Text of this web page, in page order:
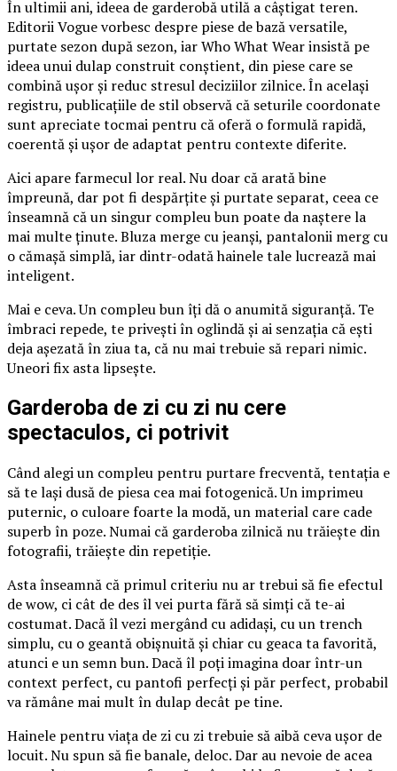
În ultimii ani, ideea de garderobă utilă a câștigat teren.
Editorii Vogue vorbesc despre piese de bază versatile,
purtate sezon după sezon, iar Who What Wear insistă pe
ideea unui dulap construit conștient, din piese care se
combină ușor și reduc stresul deciziilor zilnice. În același
registru, publicațiile de stil observă că seturile coordonate
sunt apreciate tocmai pentru că oferă o formulă rapidă,
coerentă și ușor de adaptat pentru contexte diferite.
Aici apare farmecul lor real. Nu doar că arată bine
împreună, dar pot fi despărțite și purtate separat, ceea ce
înseamnă că un singur compleu bun poate da naștere la
mai multe ținute. Bluza merge cu jeanși, pantalonii merg cu
o cămașă simplă, iar dintr-odată hainele tale lucrează mai
inteligent.
Mai e ceva. Un compleu bun îți dă o anumită siguranță. Te
îmbraci repede, te privești în oglindă și ai senzația că ești
deja așezată în ziua ta, că nu mai trebuie să repari nimic.
Uneori fix asta lipsește.
Garderoba de zi cu zi nu cere
spectaculos, ci potrivit
Când alegi un compleu pentru purtare frecventă, tentația e
să te lași dusă de piesa cea mai fotogenică. Un imprimeu
puternic, o culoare foarte la modă, un material care cade
superb în poze. Numai că garderoba zilnică nu trăiește din
fotografii, trăiește din repetiție.
Asta înseamnă că primul criteriu nu ar trebui să fie efectul
de wow, ci cât de des îl vei purta fără să simți că te-ai
costumat. Dacă îl vezi mergând cu adidași, cu un trench
simplu, cu o geantă obișnuită și chiar cu geaca ta favorită,
atunci e un semn bun. Dacă îl poți imagina doar într-un
context perfect, cu pantofi perfecți și păr perfect, probabil
va rămâne mai mult în dulap decât pe tine.
Hainele pentru viața de zi cu zi trebuie să aibă ceva ușor de
locuit. Nu spun să fie banale, deloc. Dar au nevoie de acea